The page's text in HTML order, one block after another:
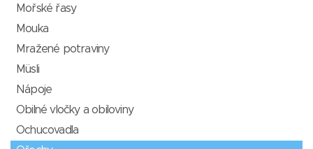
Mořské řasy
Mouka
Mražené potraviny
Müsli
Nápoje
Obilné vločky a obiloviny
Ochucovadla